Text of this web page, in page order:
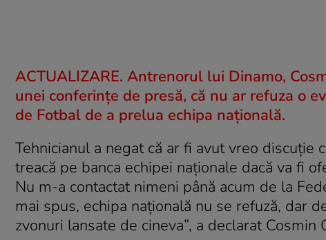
ACTUALIZARE. Antrenorul lui Dinamo,
unei conferinţe de presă, că nu ar refuza o
de Fotbal de a prelua echipa naţională.
Tehnicianul a negat că ar fi avut vreo discuţie
treacă pe banca echipei naţionale dacă va fi
Nu m-a contactat nimeni până acum de la
mai spus, echipa naţională nu se refuză, dar
zvonuri lansate de cineva”, a declarat Cosmin